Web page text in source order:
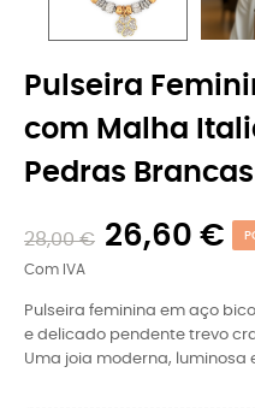
Pulseira
com Malha
Pedras Brancas
28,00 € 26,60 €
Com IVA
Pulseira feminina em aço
e delicado pendente trevo
Uma joia moderna, luminosa